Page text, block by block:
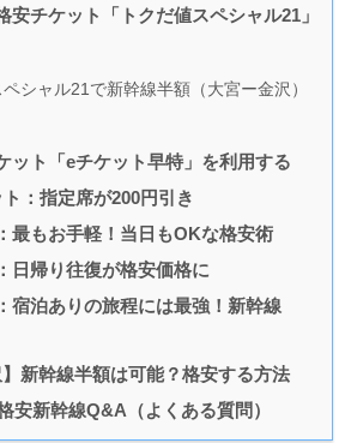
安チケット「トクだ値スペシャル21」
ペシャル21で新幹線半額（大宮ー金沢）
ット「eチケット早特」を利用する
：指定席が200円引き
最もお手軽！当日もOKな格安術
日帰り往復が格安価格に
宿泊ありの旅程には最強！新幹線
】新幹線半額は可能？格安する方法
安新幹線Q&A（よくある質問）